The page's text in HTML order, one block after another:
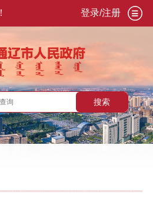
登录/注册
搜索
公开>政府信息公开年报